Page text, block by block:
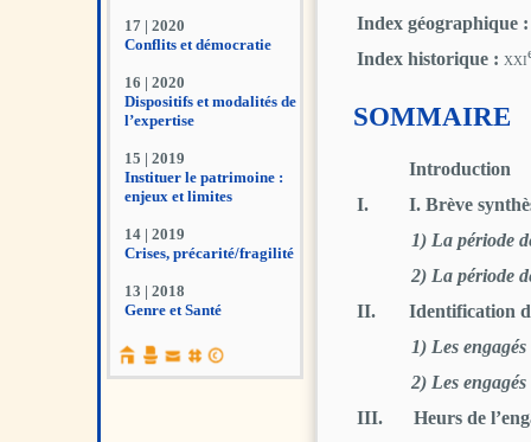
17 | 2020
Conflits et démocratie
16 | 2020
Dispositifs et modalités de
l’expertise
15 | 2019
Instituer le patrimoine :
enjeux et limites
14 | 2019
Crises, précarité/fragilité
13 | 2018
Genre et Santé
12 | 2017
Le jeu au prisme
Index géographique :
Index historique : xxi
SOMMAIRE
Introduction
I.
I. Brève
1) La période
2) La période
II.
Identification
1) Les
2) Les
III.
Heurs de